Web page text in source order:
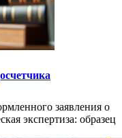
заявления о
экспертиза: образец